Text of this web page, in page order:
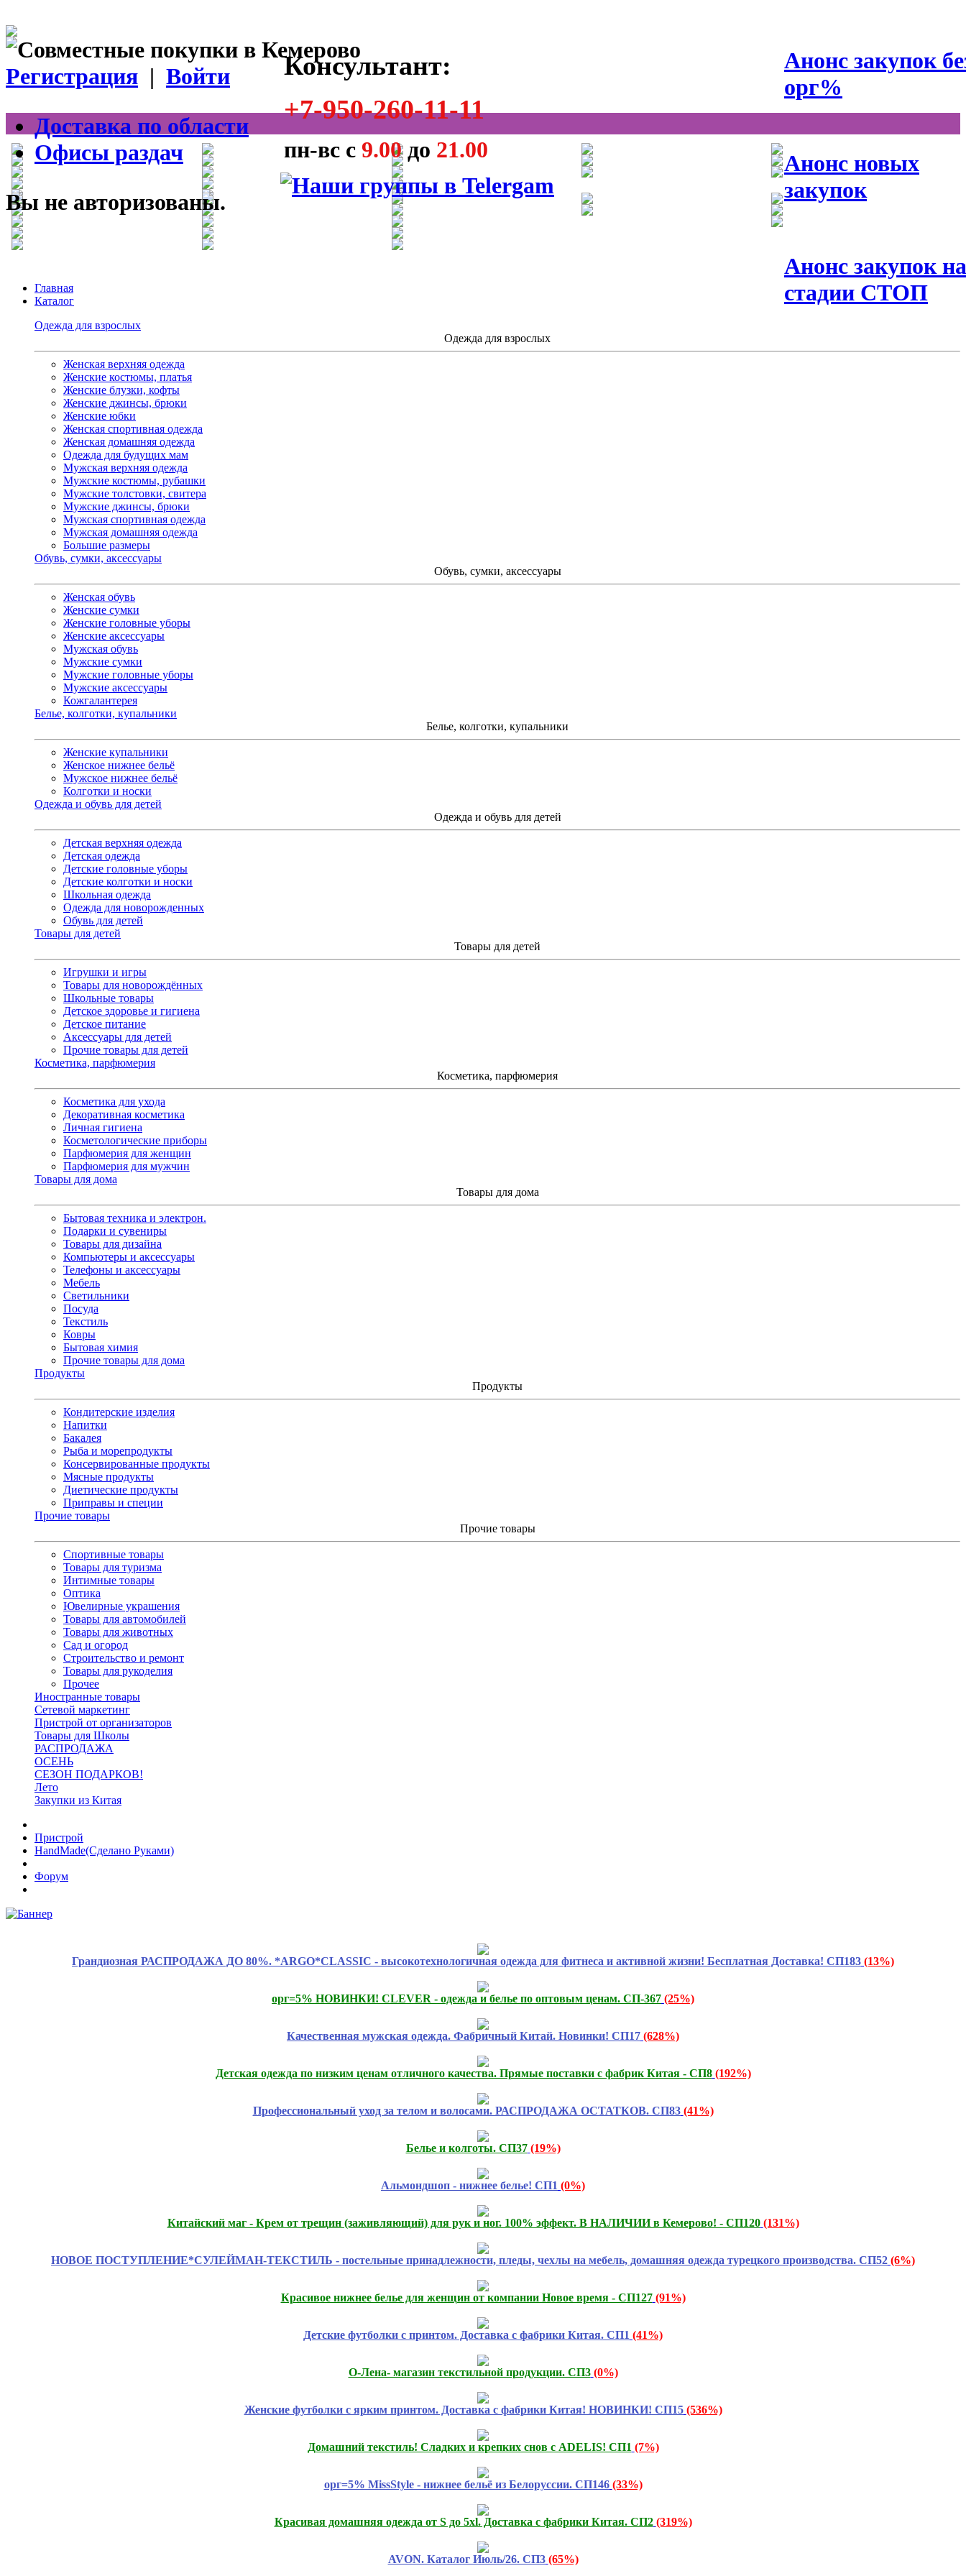
Анонс закупок
орг%
Анонс новых
закупок
Анонс закупок на
стадии СТОП
Консультант:
+7-950-260-11-11
пн-вс с 9.00до 21.00
Регистрация | Войти
Доставка по области
Офисы раздач
Вы не авторизованы.
Главная
Каталог
Одежда для взрослых
Одежда для взрослых
Женская верхняя одежда
Женские костюмы, платья
Женские блузки, кофты
Женские джинсы, брюки
Женские юбки
Женская спортивная одежда
Женская домашняя одежда
Одежда для будущих мам
Мужская верхняя одежда
Мужские костюмы, рубашки
Мужские толстовки, свитера
Мужские джинсы, брюки
Мужская спортивная одежда
Мужская домашняя одежда
Большие размеры
Обувь, сумки, аксессуары
Обувь, сумки, аксессуары
Женская обувь
Женские сумки
Женские головные уборы
Женские аксессуары
Мужская обувь
Мужские сумки
Мужские головные уборы
Мужские аксессуары
Кожгалантерея
Белье, колготки, купальники
Белье, колготки, купальники
Женские купальники
Женское нижнее бельё
Мужское нижнее бельё
Колготки и носки
Одежда и обувь для детей
Одежда и обувь для детей
Детская верхняя одежда
Детская одежда
Детские головные уборы
Детские колготки и носки
Школьная одежда
Одежда для новорожденных
Обувь для детей
Товары для детей
Товары для детей
Игрушки и игры
Товары для новорождённых
Школьные товары
Детское здоровье и гигиена
Детское питание
Аксессуары для детей
Прочие товары для детей
Косметика, парфюмерия
Косметика, парфюмерия
Косметика для ухода
Декоративная косметика
Личная гигиена
Косметологические приборы
Парфюмерия для женщин
Парфюмерия для мужчин
Товары для дома
Товары для дома
Бытовая техника и электрон.
Подарки и сувениры
Товары для дизайна
Компьютеры и аксессуары
Телефоны и аксессуары
Мебель
Светильники
Посуда
Текстиль
Ковры
Бытовая химия
Прочие товары для дома
Продукты
Продукты
Кондитерские изделия
Напитки
Бакалея
Рыба и морепродукты
Консервированные продукты
Мясные продукты
Диетические продукты
Приправы и специи
Прочие товары
Прочие товары
Спортивные товары
Товары для туризма
Интимные товары
Оптика
Ювелирные украшения
Товары для автомобилей
Товары для животных
Сад и огород
Строительство и ремонт
Товары для рукоделия
Прочее
Иностранные товары
Сетевой маркетинг
Пристрой от организаторов
Товары для Школы
РАСПРОДАЖА
ОСЕНЬ
СЕЗОН ПОДАРКОВ!
Лето
Закупки из Китая
Пристрой
HandMade(Сделано Руками)
Форум
Грандиозная РАСПРОДАЖА ДО 80%. *ARGO*CLASSIC - высокотехнологичная одежда для фитнеса и активной жизни! Бесплатная Доставка! СП183 (13%)
орг=5% НОВИНКИ! CLEVER - одежда и белье по оптовым ценам. СП-367 (25%)
Качественная мужская одежда. Фабричный Китай. Новинки! СП17 (628%)
Детская одежда по низким ценам отличного качества. Прямые поставки с фабрик Китая - СП8 (192%)
Профессиональный уход за телом и волосами. РАСПРОДАЖА ОСТАТКОВ. СП83 (41%)
Белье и колготы. СП37 (19%)
Альмондшоп - нижнее белье! СП1 (0%)
Китайский маг - Крем от трещин (заживляющий) для рук и ног. 100% эффект. В НАЛИЧИИ в Кемерово! - СП120 (131%)
НОВОЕ ПОСТУПЛЕНИЕ*СУЛЕЙМАН-ТЕКСТИЛЬ - постельные принадлежности, пледы, чехлы на мебель, домашняя одежда турецкого производства. СП52 (6%)
Красивое нижнее белье для женщин от компании Новое время - СП127 (91%)
Детские футболки с принтом. Доставка с фабрики Китая. СП1 (41%)
О-Лена- магазин текстильной продукции. СП3 (0%)
Женские футболки с ярким принтом. Доставка с фабрики Китая! НОВИНКИ! СП15 (536%)
Домашний текстиль! Сладких и крепких снов с ADELIS! СП1 (7%)
орг=5% MissStyle - нижнее бельё из Белоруссии. СП146 (33%)
Красивая домашняя одежда от S до 5xl. Доставка с фабрики Китая. СП2 (319%)
AVON. Каталог Июль/26. СП3 (65%)